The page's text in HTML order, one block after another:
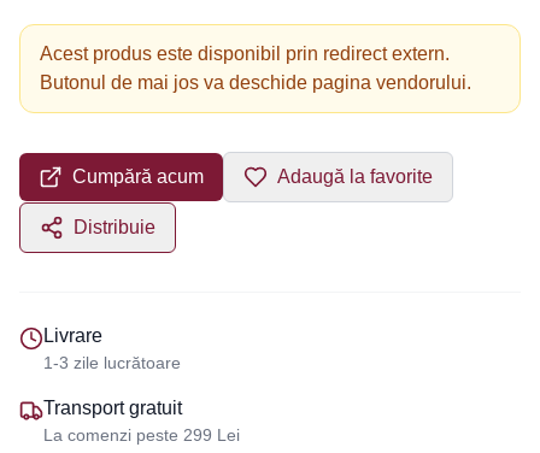
Acest produs este disponibil prin redirect extern.
Butonul de mai jos va deschide pagina vendorului.
Cumpără acum Adaugă la favorite
Distribuie
Livrare
1-3 zile lucrătoare
Transport gratuit
La comenzi peste 299 Lei